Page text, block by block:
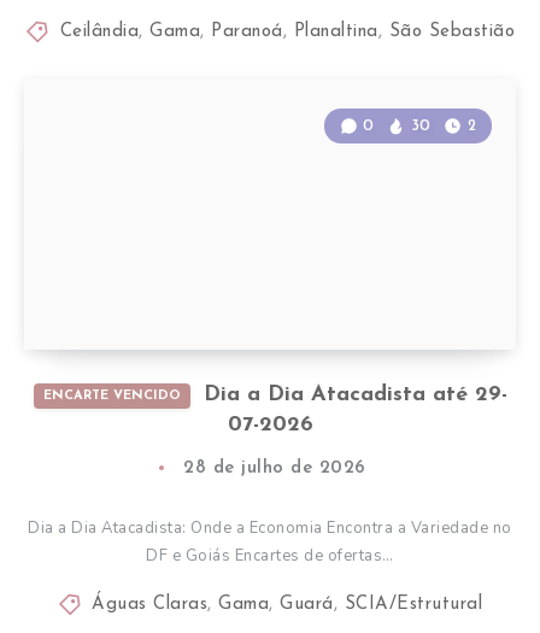
Ceilândia, Gama, Paranoá, Planaltina, São Sebastião
ENCARTE VENCIDO
Dia a Dia Atacadista até 29-
07-2026
0 30 2
28 de julho de 2026
Dia a Dia Atacadista: Onde a Economia Encontra a Variedade no
DF e Goiás Encartes de ofertas…
Águas Claras,Gama,Guará, SCIA/Estrutural